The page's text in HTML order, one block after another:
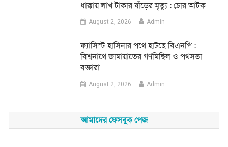
ধাক্কায় লাখ টাকার ষাঁড়ের মৃত্যু : চোর আটক
August 2, 2026 Admin
‎ফ্যাসিস্ট হাসিনার পথে হাটছে বিএনপি :
বিশ্বনাথে জামায়াতের গণমিছিল ও পথসভা
বক্তারা
August 2, 2026 Admin
আমাদের ফেসবুক পেজ